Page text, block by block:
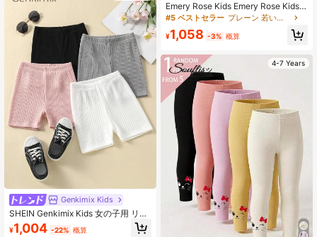
Genkimix Kids
SHEIN Genkimix Kids 女の子用 リブ
ニット バイカーショーツ 4枚セット
¥1,004 -22% 概算
Emery Rose Kids Emery Rose Kids
女の子用カジュアル 万能 ブラック
#5 ベストセラー プレーン 若い女の子のレギンス
¥1,058 -3% 概算
4-7 Years